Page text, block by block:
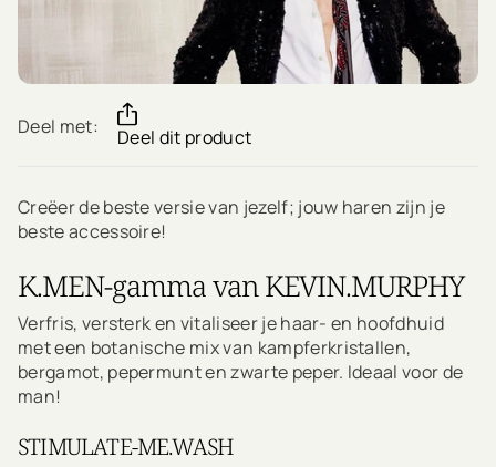
Deel met: Deel dit product
Creëer de beste versie van jezelf; jouw haren zijn je
beste accessoire!
K.MEN-gamma van KEVIN.MURPHY
Verfris, versterk en vitaliseer je haar- en hoofdhuid
met een botanische mix van kampferkristallen,
bergamot, pepermunt en zwarte peper. Ideaal voor de
man!
STIMULATE-ME.WASH